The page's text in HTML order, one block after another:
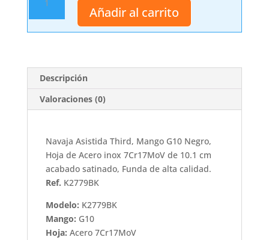
asistida.
Third.
cantidad
Añadir al carrito
Descripción
Valoraciones (0)
Navaja Asistida Third, Mango G10 Negro,
Hoja de Acero inox 7Cr17MoV de 10.1 cm
acabado satinado, Funda de alta calidad.
Ref. K2779BK
Modelo: K2779BK
Mango: G10
Hoja: Acero 7Cr17MoV